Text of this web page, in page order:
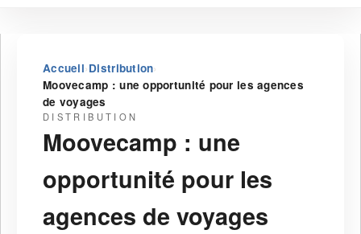
Accueil›Distribution›
Moovecamp : une opportunité pour les agences
de voyages
DISTRIBUTION
Moovecamp : une
opportunité pour les
agences de voyages